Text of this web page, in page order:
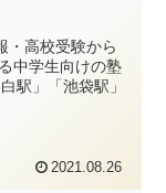
・高校受験から
中学生向けの塾
駅」「池袋駅」
2021.08.26